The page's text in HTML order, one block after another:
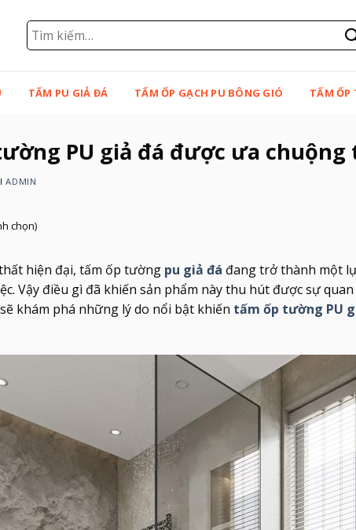
Tìm
kiếm:
TẤM PU GIẢ ĐÁ TẤM ỐP GẠCH PU BÔNG GIÓ TẤM ỐP
PU giả đá được ưa
ADMIN
chọn)
hiện đại, tấm ốp tường pu giả đá đang trở thành một
Vậy điều gì đã khiến sản phẩm này thu hút được sự
khám phá những lý do nổi bật khiến tấm ốp tường PU